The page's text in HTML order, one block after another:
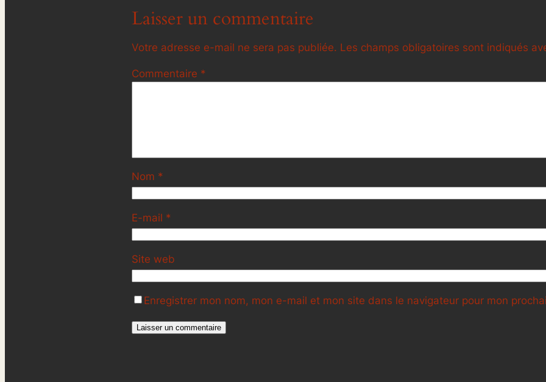
Laisser un commentaire
Votre adresse e-mail ne sera pas publiée. Les champs obligatoires sont indiqués
Commentaire *
Nom *
E-mail *
Site web
Enregistrer mon nom, mon e-mail et mon site dans le navigateur pour mon